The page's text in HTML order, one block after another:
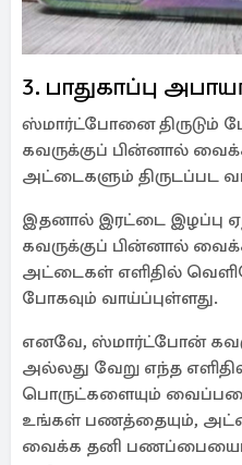
3. பாதுகாப்பு
ஸ்மார்ட்போனை திருடும்
கவருக்குப் பின்னால்
அட்டைகளும் திருடப்பட
இதனால் இரட்டை இழப்பு
கவருக்குப் பின்னால்
அட்டைகள் எளிதில்
போகவும் வாய்ப்புள்ளது.
எனவே, ஸ்மார்ட்போன்
அல்லது வேறு எந்த
பொருட்களையும்
உங்கள் பணத்தையும்,
வைக்க தனி பணப்பையைப்